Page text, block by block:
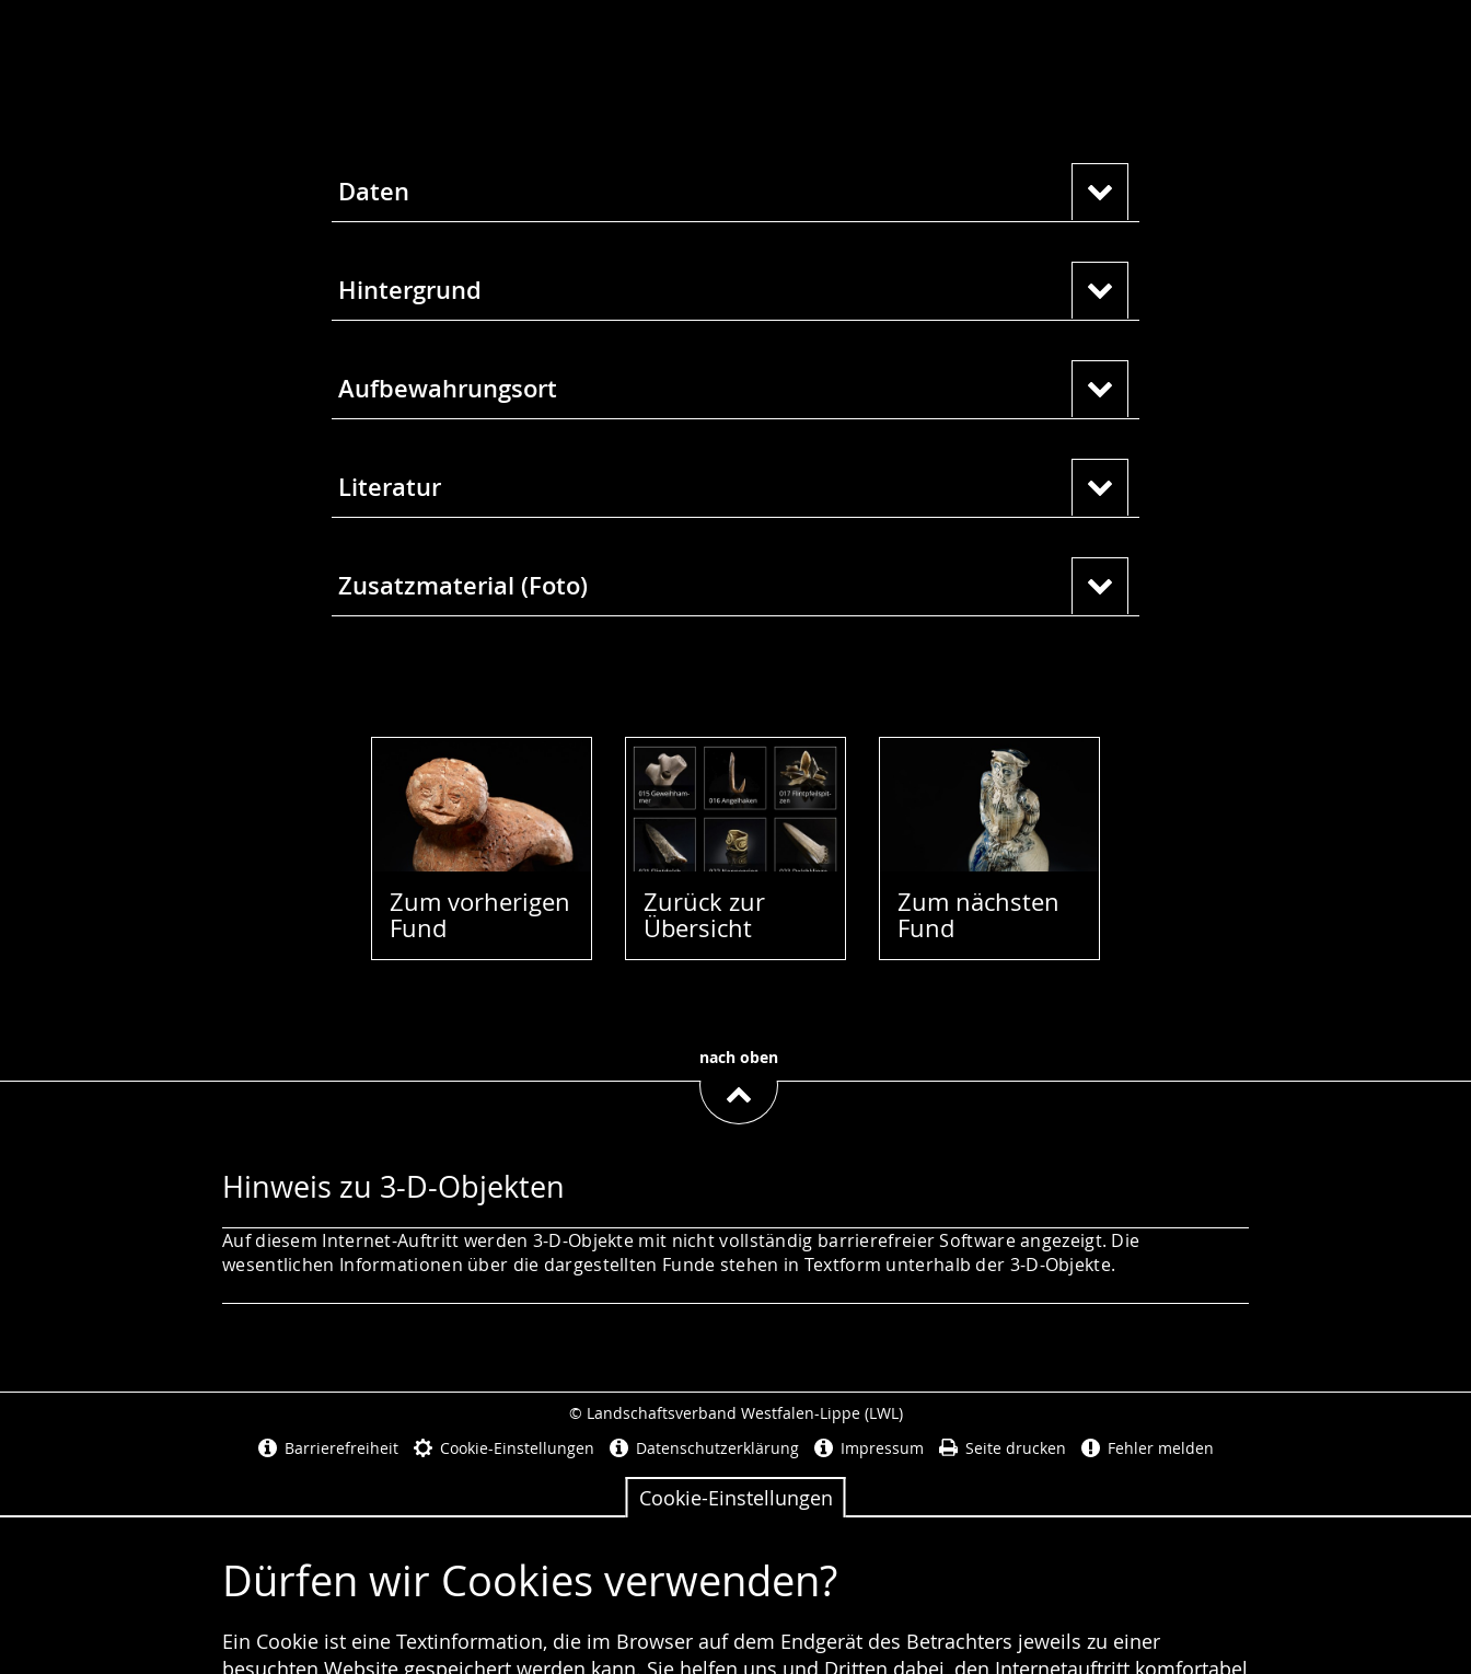
Cookie-Einstellungen
Dürfen wir Cookies verwenden?
Ein Cookie ist eine Textinformation, die im Browser auf dem Endgerät des Betrachters jeweils zu einer
besuchten Website gespeichert werden kann. Sie helfen uns und Dritten dabei, den Internetauftritt komfortabel
Daten
Hintergrund
Aufbewahrungsort
Literatur
Zusatzmaterial (Foto)
Zum vorherigen
Fund
Zurück zur
Übersicht
Zum nächsten
Fund
nach oben
Hinweis zu 3-D-Objekten
Auf diesem Internet-Auftritt werden 3-D-Objekte mit nicht vollständig barrierefreier Software angezeigt. Die
wesentlichen Informationen über die dargestellten Funde stehen in Textform unterhalb der 3-D-Objekte.
© Landschaftsverband Westfalen-Lippe (LWL)
Barrierefreiheit Cookie-Einstellungen Datenschutzerklärung Impressum Seite drucken Fehler melden